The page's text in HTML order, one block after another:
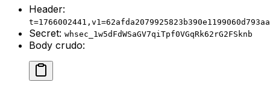
Header:
Secret: whsec_1w5dFdWSaGV7qiTpf0VGqRk62rG2FSknb
Body crudo: